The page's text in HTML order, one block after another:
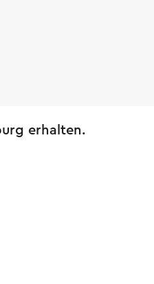
erhalten.